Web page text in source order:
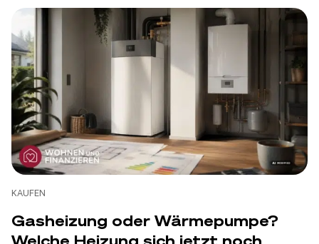
Zum Artikel
KAUFEN
KAUFEN
Gasheizung oder Wärmepumpe?